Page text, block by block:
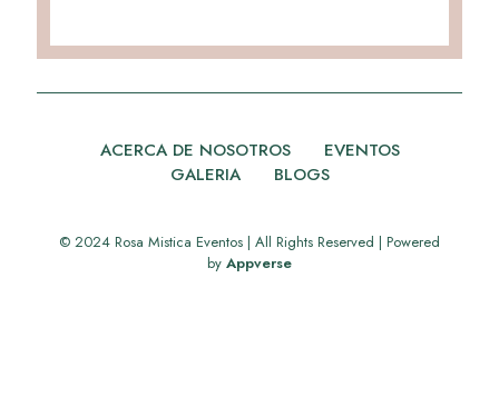
ACERCA DE NOSOTROS
EVENTOS
GALERIA
BLOGS
© 2024 Rosa Mistica Eventos | All Rights Reserved | Powered
by Appverse